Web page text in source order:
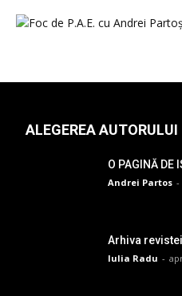
ALEGEREA AUTORULUI
O PAGINĂ DE
Andrei Partos -
Arhiva
Iulia Radu -